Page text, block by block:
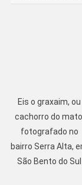
Eis o graxaim, ou
cachorro do
fotografado no
bairro Serra Alta,
São Bento do Sul